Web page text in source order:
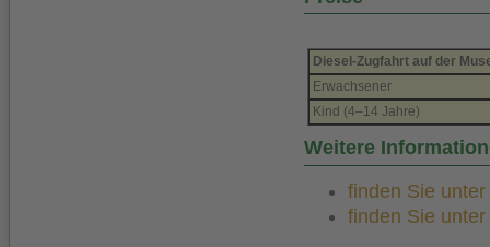
Diesel-Zugfahrt auf der
Erwachsener
Kind (4–14 Jahre)
Weitere
finden Sie
finden Sie